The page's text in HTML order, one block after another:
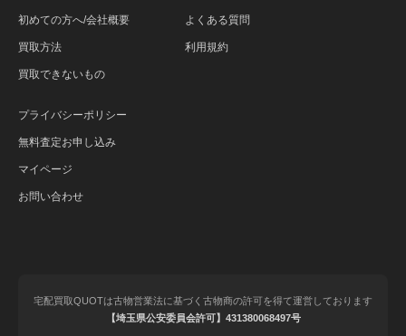
初めての方へ/会社概要
買取方法
買取できないもの
よくある質問
利用規約
プライバシーポリシー
無料査定お申し込み
マイページ
お問い合わせ
宅配買取QUOTは古物営業法に基づく古物商の許可を得て運営しております
【埼玉県公安委員会許可】431380068497号